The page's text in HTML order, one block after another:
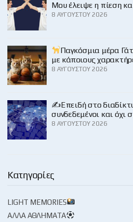
Μου έλειψε η πίεση
8 ΑΥΓΟΎΣΤΟΥ 2026
Παγκόσμια μέρα
με κάποιους
8 ΑΥΓΟΎΣΤΟΥ 2026
✍️Επειδή στο
συνδεδεμένοι και όχι
8 ΑΥΓΟΎΣΤΟΥ 2026
Κατηγορίες
LIGHT MEMORIES
ΆΛΛΑ ΑΘΛΉΜΑΤΑ